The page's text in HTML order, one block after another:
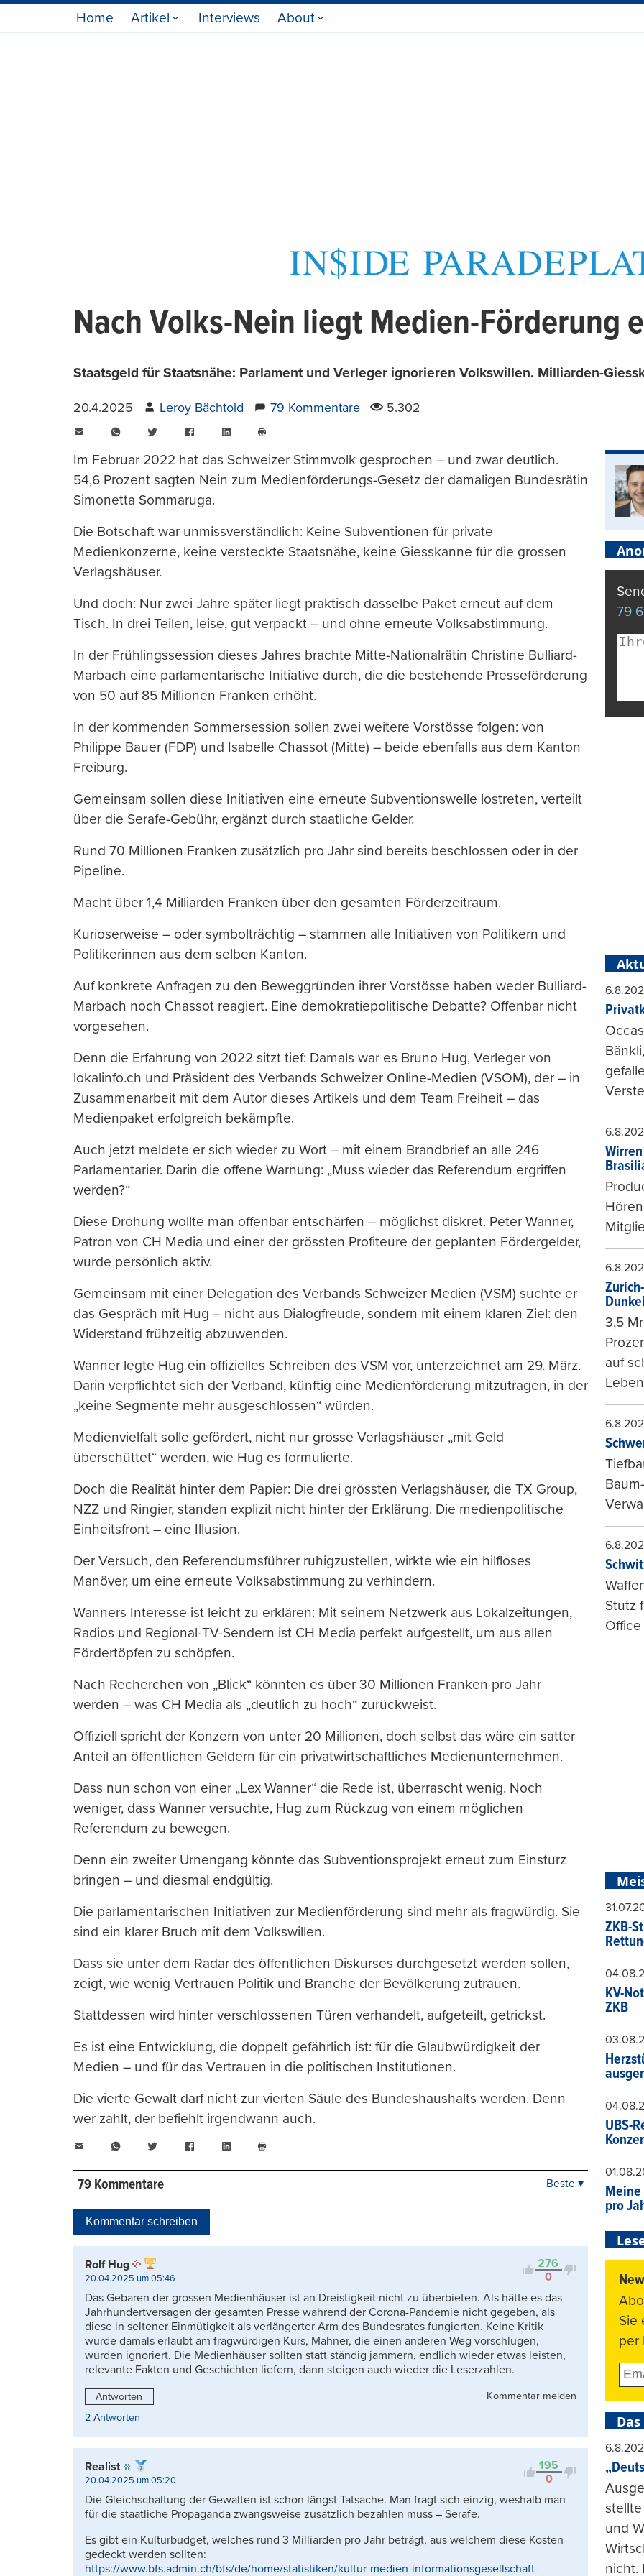
Home Artikel Interviews About
Nach Volks-Nein liegt Medien-Förderung
Staatsgeld für Staatsnähe: Parlament und Verleger ignorieren Volkswillen. Milliarden-
20.4.2025 Leroy Bächtold 79 Kommentare 5.302
WhatsAppTwitter FacebookLinkedIn
drucken
Im Februar 2022 hat das Schweizer Stimmvolk gesprochen – und zwar deutlich.
54,6 Prozent sagten Nein zum Medienförderungs-Gesetz der damaligen Bundesrätin
Simonetta Sommaruga.
Die Botschaft war unmissverständlich: Keine Subventionen für private
Medienkonzerne, keine versteckte Staatsnähe, keine Giesskanne für die grossen
Verlagshäuser.
Und doch: Nur zwei Jahre später liegt praktisch dasselbe Paket erneut auf dem
Tisch. In drei Teilen, leise, gut verpackt – und ohne erneute Volksabstimmung.
In der Frühlingssession dieses Jahres brachte Mitte-Nationalrätin Christine Bulliard-
Marbach eine parlamentarische Initiative durch, die die bestehende Presseförderung
von 50 auf 85 Millionen Franken erhöht.
In der kommenden Sommersession sollen zwei weitere Vorstösse folgen: von
Philippe Bauer (FDP) und Isabelle Chassot (Mitte) – beide ebenfalls aus dem Kanton
Freiburg.
Gemeinsam sollen diese Initiativen eine erneute Subventionswelle lostreten, verteilt
über die Serafe-Gebühr, ergänzt durch staatliche Gelder.
Rund 70 Millionen Franken zusätzlich pro Jahr sind bereits beschlossen oder in der
Pipeline.
Macht über 1,4 Milliarden Franken über den gesamten Förderzeitraum.
Kurioserweise – oder symbolträchtig – stammen alle Initiativen von Politikern und
Politikerinnen aus dem selben Kanton.
Auf konkrete Anfragen zu den Beweggründen ihrer Vorstösse haben weder Bulliard-
Marbach noch Chassot reagiert. Eine demokratiepolitische Debatte? Offenbar nicht
vorgesehen.
Denn die Erfahrung von 2022 sitzt tief: Damals war es Bruno Hug, Verleger von
lokalinfo.ch und Präsident des Verbands Schweizer Online-Medien (VSOM), der – in
Zusammenarbeit mit dem Autor dieses Artikels und dem Team Freiheit – das
Medienpaket erfolgreich bekämpfte.
Auch jetzt meldete er sich wieder zu Wort – mit einem Brandbrief an alle 246
Parlamentarier. Darin die offene Warnung: „Muss wieder das Referendum ergriffen
werden?“
Diese Drohung wollte man offenbar entschärfen – möglichst diskret. Peter Wanner,
Patron von CH Media und einer der grössten Profiteure der geplanten Fördergelder,
wurde persönlich aktiv.
Gemeinsam mit einer Delegation des Verbands Schweizer Medien (VSM) suchte er
das Gespräch mit Hug – nicht aus Dialogfreude, sondern mit einem klaren Ziel: den
Widerstand frühzeitig abzuwenden.
Wanner legte Hug ein offizielles Schreiben des VSM vor, unterzeichnet am 29. März.
Darin verpflichtet sich der Verband, künftig eine Medienförderung mitzutragen, in der
„keine Segmente mehr ausgeschlossen“ würden.
Medienvielfalt solle gefördert, nicht nur grosse Verlagshäuser „mit Geld
überschüttet“ werden, wie Hug es formulierte.
Doch die Realität hinter dem Papier: Die drei grössten Verlagshäuser, die TX Group,
NZZ und Ringier, standen explizit nicht hinter der Erklärung. Die medienpolitische
Einheitsfront – eine Illusion.
Der Versuch, den Referendumsführer ruhigzustellen, wirkte wie ein hilfloses
Manöver, um eine erneute Volksabstimmung zu verhindern.
Wanners Interesse ist leicht zu erklären: Mit seinem Netzwerk aus Lokalzeitungen,
Radios und Regional-TV-Sendern ist CH Media perfekt aufgestellt, um aus allen
Fördertöpfen zu schöpfen.
Nach Recherchen von „Blick“ könnten es über 30 Millionen Franken pro Jahr
werden – was CH Media als „deutlich zu hoch“ zurückweist.
Offiziell spricht der Konzern von unter 20 Millionen, doch selbst das wäre ein satter
Anteil an öffentlichen Geldern für ein privatwirtschaftliches Medienunternehmen.
Dass nun schon von einer „Lex Wanner“ die Rede ist, überrascht wenig. Noch
weniger, dass Wanner versuchte, Hug zum Rückzug von einem möglichen
Referendum zu bewegen.
Denn ein zweiter Urnengang könnte das Subventionsprojekt erneut zum Einsturz
bringen – und diesmal endgültig.
Die parlamentarischen Initiativen zur Medienförderung sind mehr als fragwürdig. Sie
sind ein klarer Bruch mit dem Volkswillen.
Dass sie unter dem Radar des öffentlichen Diskurses durchgesetzt werden sollen,
zeigt, wie wenig Vertrauen Politik und Branche der Bevölkerung zutrauen.
Stattdessen wird hinter verschlossenen Türen verhandelt, aufgeteilt, getrickst.
Es ist eine Entwicklung, die doppelt gefährlich ist: für die Glaubwürdigkeit der
Medien – und für das Vertrauen in die politischen Institutionen.
Die vierte Gewalt darf nicht zur vierten Säule des Bundeshaushalts werden. Denn
wer zahlt, der befiehlt irgendwann auch.
WhatsAppTwitter FacebookLinkedIn
drucken
79 Kommentare
Kontrovers
Beste ▾
Kommentar schreiben
276
0
Rolf Hug
20.04.2025 um 05:46
Das Gebaren der grossen Medienhäuser ist an Dreistigkeit nicht zu überbieten. Als hätte es das
Jahrhundertversagen der gesamten Presse während der Corona-Pandemie nicht gegeben, als
diese in seltener Einmütigkeit als verlängerter Arm des Bundesrates fungierten. Keine Kritik
wurde damals erlaubt am fragwürdigen Kurs, Mahner, die einen anderen Weg vorschlugen,
wurden ignoriert. Die Medienhäuser sollten statt ständig jammern, endlich wieder etwas leisten,
relevante Fakten und Geschichten liefern, dann steigen auch wieder die Leserzahlen.
Antworten
Kommentar melden
2 Antworten
195
0
Realist
20.04.2025 um 05:20
Die Gleichschaltung der Gewalten ist schon längst Tatsache. Man fragt sich einzig, weshalb man
für die staatliche Propaganda zwangsweise zusätzlich bezahlen muss – Serafe.
Es gibt ein Kulturbudget, welches rund 3 Milliarden pro Jahr beträgt, aus welchem diese Kosten
gedeckt werden sollten:
https://www.bfs.admin.ch/bfs/de/home/statistiken/kultur-medien-informationsgesellschaft-
79
3,5
auf
Stutz
ZKB-
KV-
ZKB
UBS-
pro
Sie
per
und
nicht.